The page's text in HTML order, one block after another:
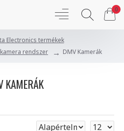
0
Electronics termékek
rendszer
DMV Kamerák
KAMERÁK